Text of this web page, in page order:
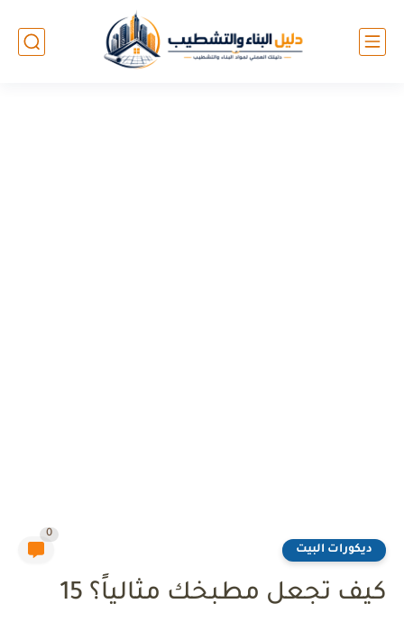
ديكورات البيت
0
كيف تجعل مطبخك مثالياً؟ 15